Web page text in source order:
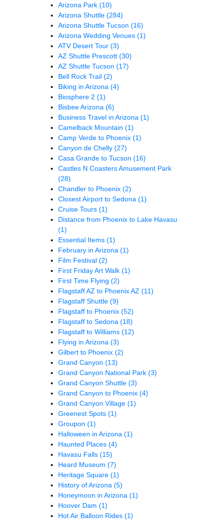
Arizona Park (10)
Arizona Shuttle (284)
Arizona Shuttle Tucson (16)
Arizona Wedding Venues (1)
ATV Desert Tour (3)
AZ Shuttle Prescott (30)
AZ Shuttle Tucson (17)
Bell Rock Trail (2)
Biking in Arizona (4)
Biosphere 2 (1)
Bisbee Arizona (6)
Business Travel in Arizona (1)
Camelback Mountain (1)
Camp Verde to Phoenix (1)
Canyon de Chelly (27)
Casa Grande to Tucson (16)
Castles N Coasters Amusement Park
(28)
Chandler to Phoenix (2)
Closest Airport to Sedona (1)
Cruise Tours (1)
Distance from Phoenix to Lake Havasu
(1)
Essential Items (1)
February in Arizona (1)
Film Festival (2)
First Friday Art Walk (1)
First Time Flying (2)
Flagstaff AZ to Phoenix AZ (11)
Flagstaff Shuttle (9)
Flagstaff to Phoenix (52)
Flagstaff to Sedona (18)
Flagstaff to Williams (12)
Flying in Arizona (3)
Gilbert to Phoenix (2)
Grand Canyon (13)
Grand Canyon National Park (3)
Grand Canyon Shuttle (3)
Grand Canyon to Phoenix (4)
Grand Canyon Village (1)
Greenest Spots (1)
Groupon (1)
Halloween in Arizona (1)
Haunted Places (4)
Havasu Falls (15)
Heard Museum (7)
Heritage Square (1)
History of Arizona (5)
Honeymoon in Arizona (1)
Hoover Dam (1)
Hot Air Balloon Rides (1)